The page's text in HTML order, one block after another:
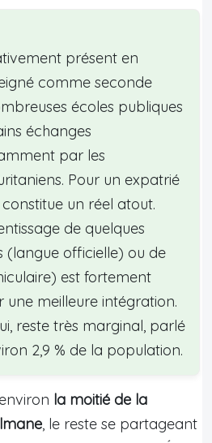
présent en
comme seconde
écoles publiques
échanges
par les
Pour un expatrié
un réel atout.
de quelques
(langue officielle) ou de
est fortement
meilleure intégration.
reste très marginal, parlé
2,9 % de la population.
la moitié de la
, le reste se partageant